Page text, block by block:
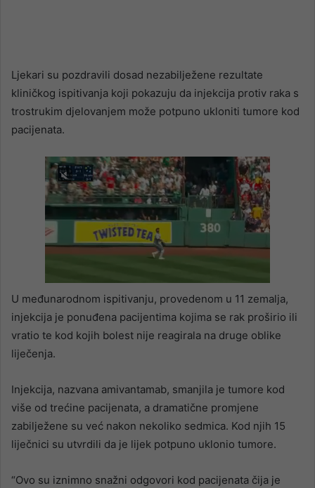
Ljekari su pozdravili dosad nezabilježene rezultate
kliničkog ispitivanja koji pokazuju da injekcija protiv raka s
trostrukim djelovanjem može potpuno ukloniti tumore kod
pacijenata.
U međunarodnom ispitivanju, provedenom u 11 zemalja,
injekcija je ponuđena pacijentima kojima se rak proširio ili
vratio te kod kojih bolest nije reagirala na druge oblike
liječenja.
Injekcija, nazvana amivantamab, smanjila je tumore kod
više od trećine pacijenata, a dramatične promjene
zabilježene su već nakon nekoliko sedmica. Kod njih 15
liječnici su utvrdili da je lijek potpuno uklonio tumore.
“Ovo su iznimno snažni odgovori kod pacijenata čija je